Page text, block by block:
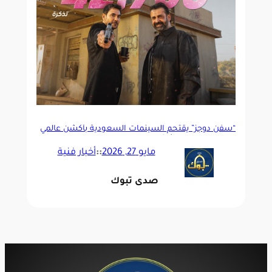
“سفن دوجز” يقتحم السينمات السعودية بأكشن عالمي
مايو 27, 2026 ::أخبار فنية
صدى تبوك